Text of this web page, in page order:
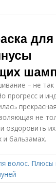
для
– не
прогресс и
не
оздоровить
бальзамах.